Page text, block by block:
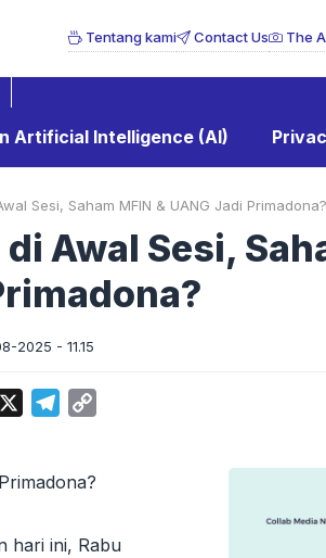
Tentang kami Contact Us The
Artificial Intelligence (AI)
Sesi, Saham MFIN & UANG Jadi Primadona?
Awal Sesi,
2025 - 11.15
Telegram
hari ini, Rabu